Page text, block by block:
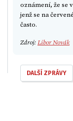
oznámení, že se
jenž se na
často.
Zdroj:Libor Novák
DALŠÍ ZPRÁVY